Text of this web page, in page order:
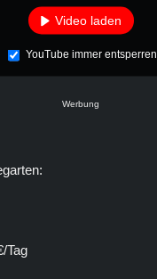
Video laden
YouTube immer entsperren
Werbung
Tag